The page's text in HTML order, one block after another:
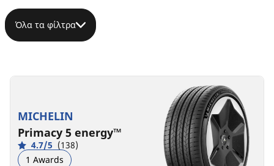
Όλα τα φίλτρα
MICHELIN
Primacy 5 energy™
4.7/5 (138)
1 Awards